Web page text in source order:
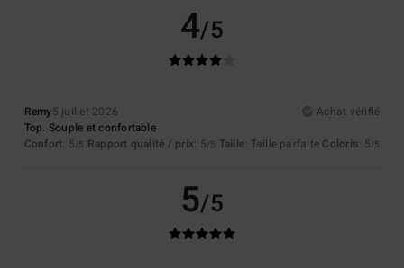
4/5
Remy5 juillet 2026
Achat vérifié
Top. Souple et confortable
Confort: 5/5 Rapport qualité / prix: 5/5 Taille: Taille parfaite Coloris: 5/5
5/5